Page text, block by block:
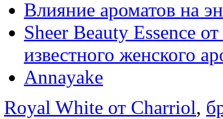
Влияние ароматов на
Sheer Beauty Essence
известного женского
Annayake
Royal White от Charriol,